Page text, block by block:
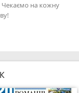
Чекаємо на кожну